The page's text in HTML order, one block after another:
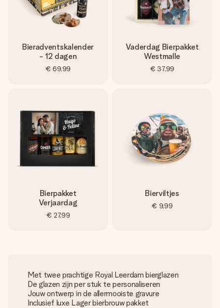
Bieradventskalender
- 12 dagen
€ 69,99
Vaderdag Bierpakket
Westmalle
€ 37,99
Bierpakket
Verjaardag
€ 27,99
Bierviltjes
€ 9,99
Met twee prachtige Royal Leerdam bierglazen
De glazen zijn per stuk te personaliseren
Jouw ontwerp in de allermooiste gravure
Inclusief luxe Lager bierbrouw pakket